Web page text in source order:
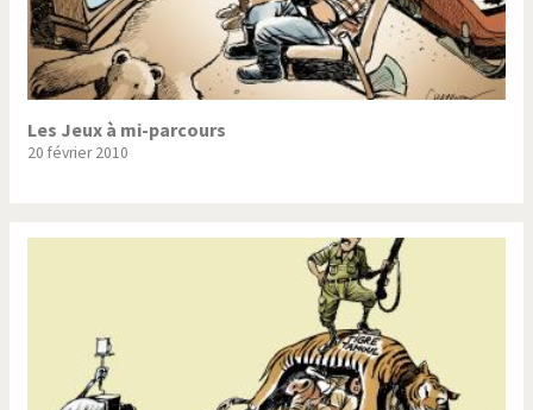
Les Jeux à mi-parcours
20 février 2010